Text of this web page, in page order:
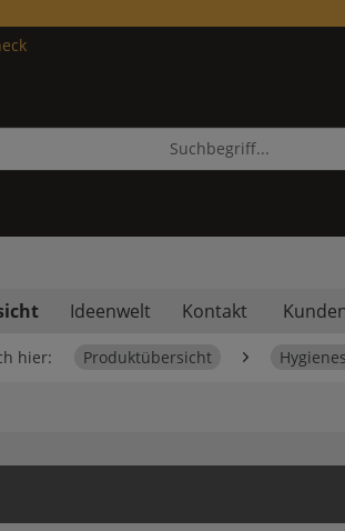
Ideenwelt Kontakt
hier: Produktübersicht